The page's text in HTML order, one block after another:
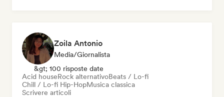
Zoila Antonio
Media/Giornalista
&gt; 100 risposte date
Acid houseRock alternativoBeats / Lo-fi
Chill / Lo-fi Hip-HopMusica classica
Scrivere articoli